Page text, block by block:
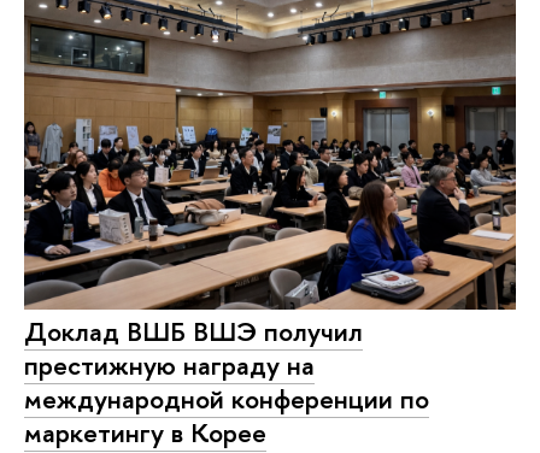
Доклад ВШБ ВШЭ получил
престижную награду на
международной конференции по
маркетингу в Корее